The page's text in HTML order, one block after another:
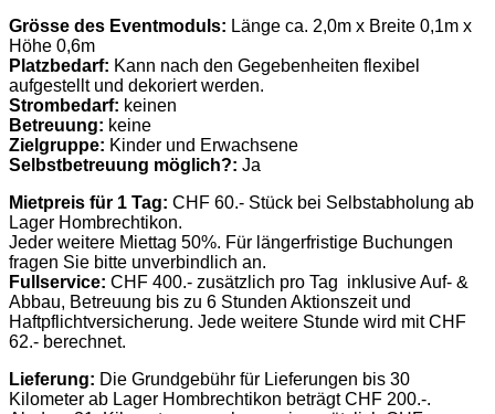
Grösse des Eventmoduls: Länge ca. 2,0m x Breite 0,1m x
Höhe 0,6m
Platzbedarf: Kann nach den Gegebenheiten flexibel
aufgestellt und dekoriert werden.
Strombedarf: keinen
Betreuung: keine
Zielgruppe: Kinder und Erwachsene
Selbstbetreuung möglich?: Ja
Mietpreis für 1 Tag: CHF 60.- Stück bei Selbstabholung ab
Lager Hombrechtikon.
Jeder weitere Miettag 50%. Für längerfristige Buchungen
fragen Sie bitte unverbindlich an.
Fullservice: CHF 400.- zusätzlich pro Tag inklusive Auf- &
Abbau, Betreuung bis zu 6 Stunden Aktionszeit und
Haftpflichtversicherung. Jede weitere Stunde wird mit CHF
62.- berechnet.
Lieferung: Die Grundgebühr für Lieferungen bis 30
Kilometer ab Lager Hombrechtikon beträgt CHF 200.-.